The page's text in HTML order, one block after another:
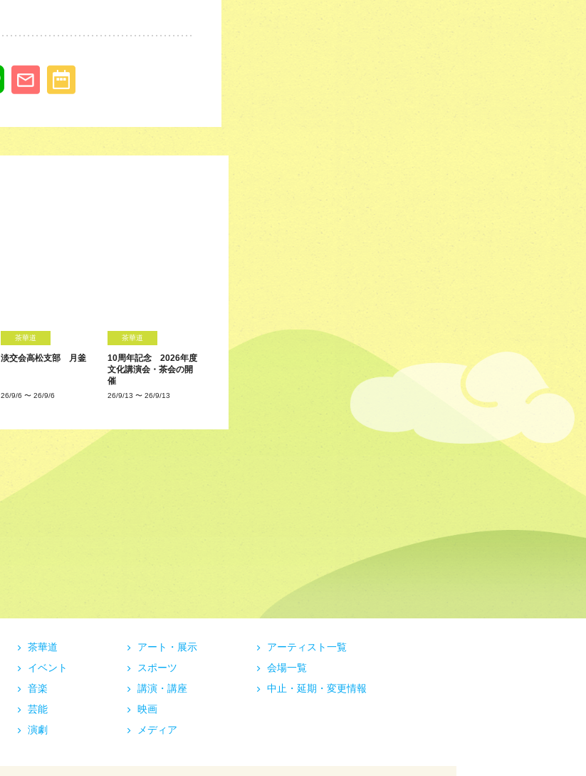
茶華道
淡交会高松支部 月釜
26/9/6 〜 26/9/6
茶華道
10周年記念 2026年度
文化講演会・茶会の開
催
26/9/13 〜 26/9/13
茶華道
イベント
音楽
芸能
演劇
アート・展示
スポーツ
講演・講座
映画
メディア
アーティスト一覧
会場一覧
中止・延期・変更情報